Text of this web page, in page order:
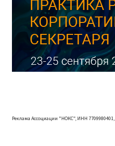
Реклама Ассоциации "НОКС", ИНН 7709980401,